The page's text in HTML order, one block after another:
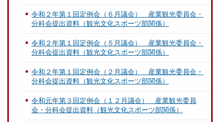
令和２年第１回定例会（６月議会） 産業観光委員会・
分科会提出資料（観光文化スポーツ部関係）
令和２年第１回定例会（５月議会） 産業観光委員会・
分科会提出資料（観光文化スポーツ部関係）
令和２年第１回定例会（２月議会） 産業観光委員会・
分科会提出資料（観光文化スポーツ部関係）
令和元年第３回定例会（１２月議会） 産業観光委員
会・分科会提出資料（観光文化スポーツ部関係）